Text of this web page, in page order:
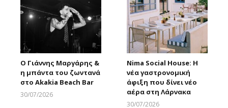
Ο Γιάννης Μαργάρης &
η μπάντα του ζωντανά
στο Akakia Beach Bar
30/07/2026
Nima Social House: Η
νέα γαστρονομική
άφιξη που δίνει νέο
αέρα στη Λάρνακα
30/07/2026